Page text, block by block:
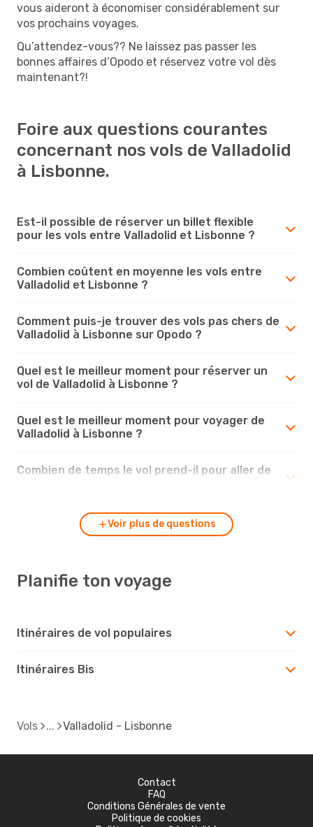
vous aideront à économiser considérablement sur
vos prochains voyages.
Qu’attendez-vous?? Ne laissez pas passer les
bonnes affaires d’Opodo et réservez votre vol dès
maintenant?!
Foire aux questions courantes
concernant nos vols de Valladolid
à Lisbonne.
Est-il possible de réserver un billet flexible
pour les vols entre Valladolid et Lisbonne ?
Combien coûtent en moyenne les vols entre
Valladolid et Lisbonne ?
Comment puis-je trouver des vols pas chers de
Valladolid à Lisbonne sur Opodo ?
Quel est le meilleur moment pour réserver un
vol de Valladolid à Lisbonne ?
Quel est le meilleur moment pour voyager de
Valladolid à Lisbonne ?
Combien de temps le vol prend-il pour aller de
Voir plus de questions
Planifie ton voyage
Itinéraires de vol populaires
Itinéraires Bis
Vols Valladolid - Lisbonne
Contact
FAQ
Conditions Générales de vente
Politique de cookies